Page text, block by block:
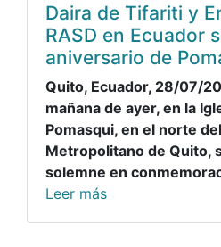
Daira de Tifariti y
RASD en Ecuador
aniversario de
Quito, Ecuador, 28/07/
mañana de ayer, en la
Pomasqui, en el norte
Metropolitano de Quito,
solemne en
Leer más